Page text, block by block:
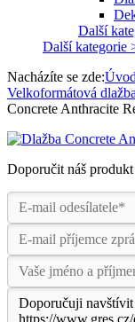
Další
Další kategorie
Nacházíte se zde:
Velkoformátová
Concrete Anthracite
Doporučit náš produkt